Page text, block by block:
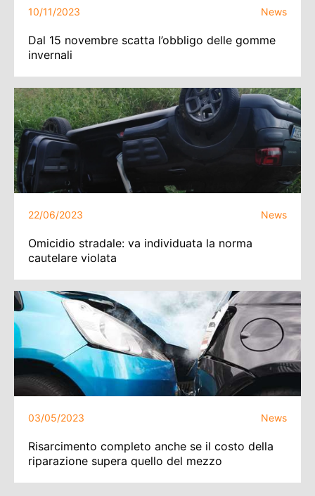
10/11/2023 News
Dal 15 novembre scatta l’obbligo delle gomme
invernali
22/06/2023 News
Omicidio stradale: va individuata la norma
cautelare violata
03/05/2023 News
Risarcimento completo anche se il costo della
riparazione supera quello del mezzo